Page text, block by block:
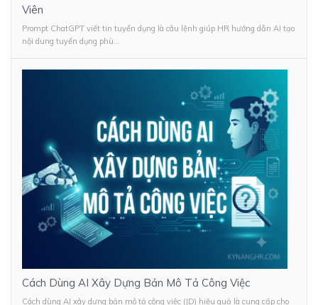
Viên
Prompt ChatGPT viết tin tuyển dụng là câu lệnh giúp HR hướng dẫn AI tạo
nội dung tuyển dụng phù...
Cách Dùng AI Xây Dựng Bản Mô Tả Công Việc
Cách dùng AI xây dựng bản mô tả công việc (JD) hiệu quả là cung cấp cho